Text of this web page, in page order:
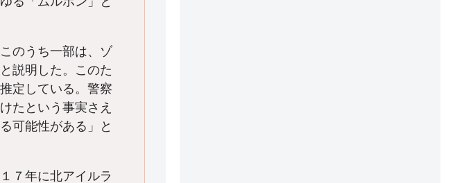
のうち一部は、ゾ
説明した。このた
定している。警察
たという事実さえ
可能性がある」と
７年に北アイルラ